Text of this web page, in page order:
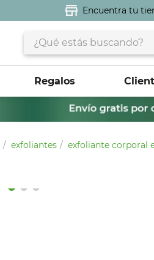
Encuentra tu
¿Qué estás buscando?
Regalos
exfoliantes exfoliante corporal